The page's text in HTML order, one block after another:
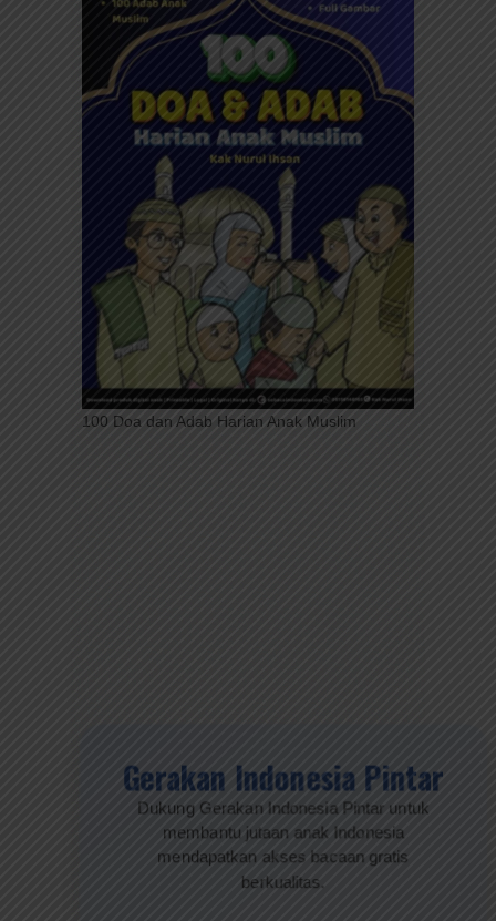
100 Doa dan Adab Harian Anak Muslim
Gerakan Indonesia Pintar
Dukung Gerakan Indonesia Pintar untuk
membantu jutaan anak Indonesia
mendapatkan akses bacaan gratis
berkualitas.